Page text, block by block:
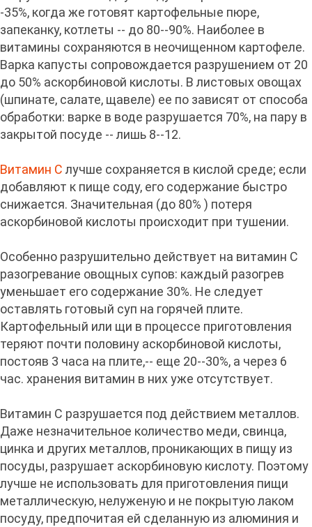
-35%, когда же готовят картофельные пюре,
запеканку, котлеты -- до 80--90%. Наиболее в
витамины сохраняются в неочищенном картофеле.
Варка капусты сопровождается разрушением от 20
до 50% аскорбиновой кислоты. В листовых овощах
(шпинате, салате, щавеле) ее по зависят от способа
обработки: варке в воде разрушается 70%, на пару в
закрытой посуде -- лишь 8--12.
Витамин С лучше сохраняется в кислой среде; если
добавляют к пище соду, его содержание быстро
снижается. Значительная (до 80% ) потеря
аскорбиновой кислоты происходит при тушении.
Особенно разрушительно действует на витамин С
разогревание овощных супов: каждый разогрев
уменьшает его содержание 30%. Не следует
оставлять готовый суп на горячей плите.
Картофельный или щи в процессе приготовления
теряют почти половину аскорбиновой кислоты,
постояв 3 часа на плите,-- еще 20--30%, а через 6
час. хранения витамин в них уже отсутствует.
Витамин С разрушается под действием металлов.
Даже незначительное количество меди, свинца,
цинка и других металлов, проникающих в пищу из
посуды, разрушает аскорбиновую кислоту. Поэтому
лучше не использовать для приготовления пищи
металлическую, нелуженую и не покрытую лаком
посуду, предпочитая ей сделанную из алюминия и